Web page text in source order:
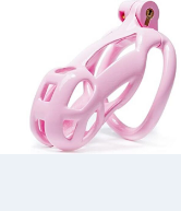
content